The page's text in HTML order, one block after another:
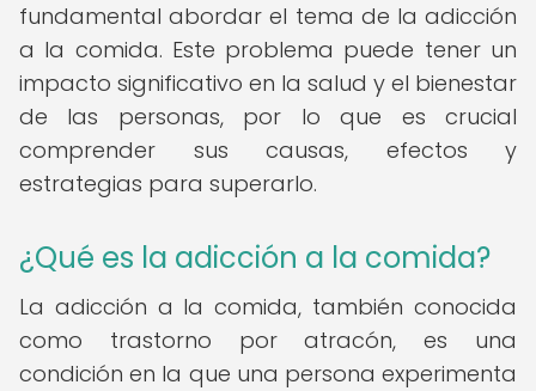
fundamental abordar el tema de la adicción
a la comida. Este problema puede tener un
impacto significativo en la salud y el bienestar
de las personas, por lo que es crucial
comprender sus causas, efectos y
estrategias para superarlo.
¿Qué es la adicción a la comida?
La adicción a la comida, también conocida
como trastorno por atracón, es una
condición en la que una persona experimenta